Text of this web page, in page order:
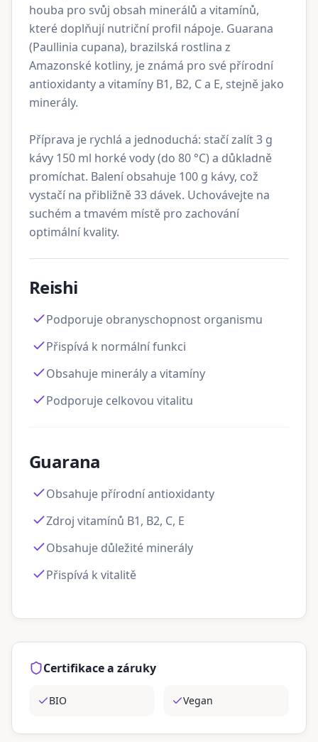
houba pro svůj obsah minerálů a vitamínů,
které doplňují nutriční profil nápoje. Guarana
(Paullinia cupana), brazilská rostlina z
Amazonské kotliny, je známá pro své přírodní
antioxidanty a vitamíny B1, B2, C a E, stejně jako
minerály.
Příprava je rychlá a jednoduchá: stačí zalít 3 g
kávy 150 ml horké vody (do 80 °C) a důkladně
promíchat. Balení obsahuje 100 g kávy, což
vystačí na přibližně 33 dávek. Uchovávejte na
suchém a tmavém místě pro zachování
optimální kvality.
Reishi
Podporuje obranyschopnost organismu
Přispívá k normální funkci
Obsahuje minerály a vitamíny
Podporuje celkovou vitalitu
Guarana
Obsahuje přírodní antioxidanty
Zdroj vitamínů B1, B2, C, E
Obsahuje důležité minerály
Přispívá k vitalitě
Certifikace a záruky
BIO Vegan